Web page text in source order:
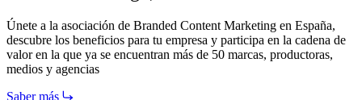
Únete a la asociación de Branded Content Marketing en España,
descubre los beneficios para tu empresa y participa en la cadena de
valor en la que ya se encuentran más de 50 marcas, productoras,
medios y agencias
Saber más